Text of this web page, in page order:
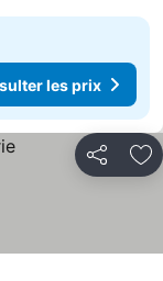
les prix
Partager